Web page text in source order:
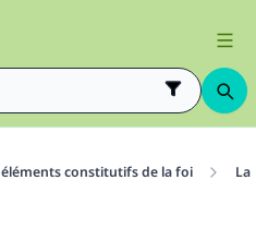
éléments constitutifs de la foi La